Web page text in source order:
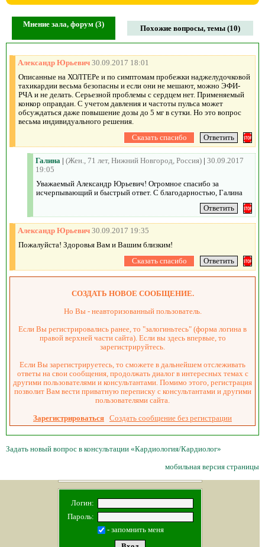
Мнение зала, форум (3) Похожие вопросы, темы (10)
Александр Юрьевич 30.09.2017 18:01
Описанные на ХОЛТЕРе и по симптомам пробежки наджелудочковой
тахикардии весьма безопасны и если они не мешают, можно ЭФИ-
РЧА и не делать. Серьезной проблемы с сердцем нет. Применяемый
конкор оправдан. С учетом давления и частоты пульса может
обсуждаться даже повышение дозы до 5 мг в сутки. Но это вопрос
весьма индивидуального решения.
Галина | (Жен., 71 лет, Нижний Новгород, Россия) | 30.09.2017
19:05
Уважаемый Александр Юрьевич! Огромное спасибо за
исчерпывающий и быстрый ответ. С благодарностью, Галина
Александр Юрьевич 30.09.2017 19:35
Пожалуйста! Здоровья Вам и Вашим близким!
СОЗДАТЬ НОВОЕ СООБЩЕНИЕ.
Но Вы - неавторизованный пользователь.
Если Вы регистрировались ранее, то "залогиньтесь" (форма логина в
правой верхней части сайта). Если вы здесь впервые, то
зарегистрируйтесь.
Если Вы зарегистрируетесь, то сможете в дальнейшем отслеживать
ответы на свои сообщения, продолжать диалог в интересных темах с
другими пользователями и консультантами. Помимо этого, регистрация
позволит Вам вести приватную переписку с консультантами и другими
пользователями сайта.
Зарегистрироваться Создать сообщение без регистрации
Задать новый вопрос в консультации «Кардиология/Кардиолог»
мобильная версия страницы
Логин:
Пароль:
- запомнить меня